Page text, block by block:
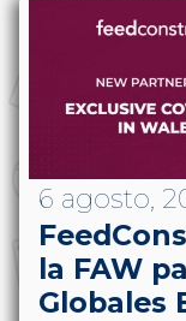
6 agosto,
la FAW
Globales